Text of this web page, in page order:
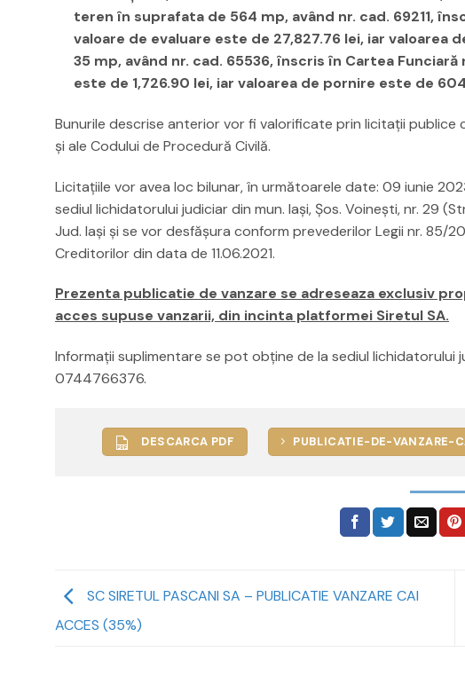
teren în suprafata de 564 mp, având nr. cad. 69211,
valoare de evaluare este de 27,827.76 lei, iar
35 mp, având nr. cad. 65536, înscris în Cartea
este de 1,726.90 lei, iar valoarea de pornire este de
Bunurile descrise anterior vor fi valorificate prin licitaţii
şi ale Codului de Procedură Civilă.
Licitaţiile vor avea loc bilunar, în următoarele date: 09 iunie
sediul lichidatorului judiciar din mun. Iaşi, Șos. Voinești, nr. 29
Jud. Iași şi se vor desfăşura conform prevederilor Legii nr. 85/
Creditorilor din data de 11.06.2021.
Prezenta publicatie de vanzare se adreseaza exclusiv
acces supuse vanzarii, din incinta platformei Siretul SA.
Informaţii suplimentare se pot obţine de la sediul lichidatorului
0744766376.
DESCARCA PDF PUBLICATIE-DE-
SC SIRETUL PASCANI SA – PUBLICATIE VANZARE CAI
ACCES (35%)